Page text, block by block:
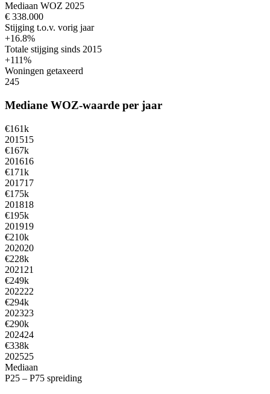
Mediaan WOZ 2025
€ 338.000
Stijging t.o.v. vorig jaar
+16.8%
Totale stijging sinds 2015
+111%
Woningen getaxeerd
245
Mediane WOZ-waarde per jaar
€161k
201515
€167k
201616
€171k
201717
€175k
201818
€195k
201919
€210k
202020
€228k
2021 21
€249k
202222
€294k
202323
€290k
202424
€338k
202525
Mediaan
P25 – P75 spreiding